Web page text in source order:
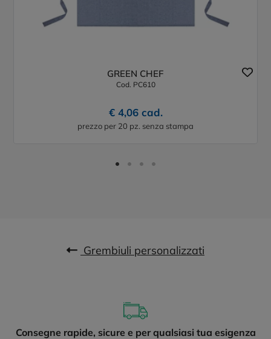
GREEN CHEF
Cod. PC610
€ 4,06 cad.
prezzo per 20 pz. senza stampa
Grembiuli personalizzati
Consegne rapide, sicure e per qualsiasi tua esigenza